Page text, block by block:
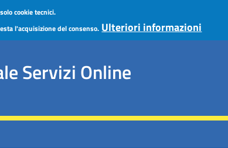
cookie tecnici.
l'acquisizione del consenso. Ulteriori informazioni
Servizi Online